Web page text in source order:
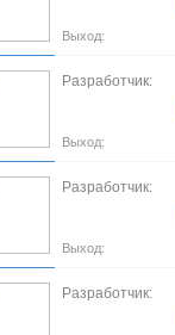
Выход:
Разработчик:
Выход:
Разработчик:
Выход:
Разработчик: